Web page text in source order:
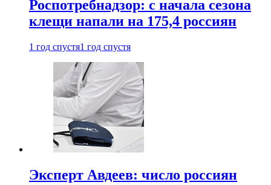
Роспотребнадзор: с начала сезона
клещи напали на 175,4 россиян
1 год спустя1 год спустя
Эксперт Авдеев: число россиян